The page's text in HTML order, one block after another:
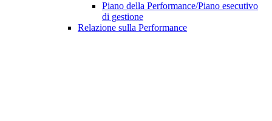
Piano della Performance/Piano esecutivo
di gestione
Relazione sulla Performance